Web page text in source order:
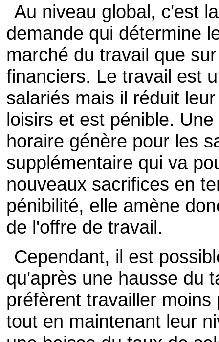
Au niveau global, c'est
demande qui détermine
marché du travail que
financiers. Le travail est
salariés mais il réduit
loisirs et est pénible.
horaire génère pour les
supplémentaire qui va
nouveaux sacrifices en
pénibilité, elle amène
de l'offre de travail.
Cependant, il est
qu'après une hausse du
préfèrent travailler
tout en maintenant leur